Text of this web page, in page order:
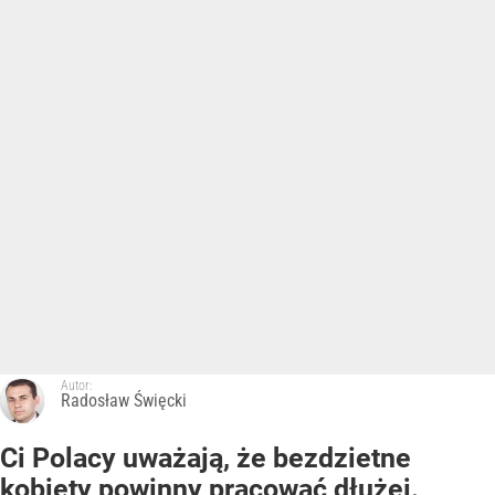
Autor:
Radosław Święcki
Ci Polacy uważają, że bezdzietne